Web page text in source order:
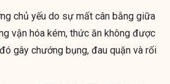
chủ yếu do sự mất cân bằng giữa
vận hóa kém, thức ăn không được
gây chướng bụng, đau quặn và rối